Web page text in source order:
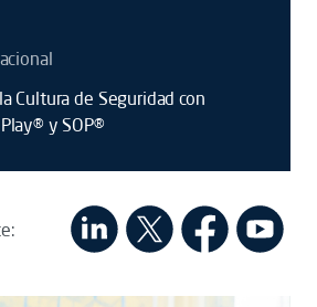
Cultura de Seguridad con
y SOP®